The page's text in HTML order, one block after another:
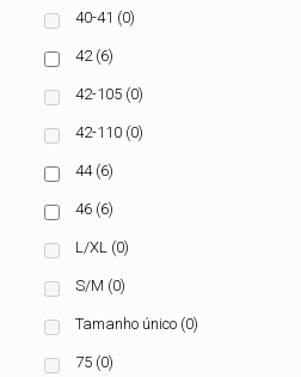
40-41 (0)
42 (6)
42-105 (0)
42-110 (0)
44 (6)
46 (6)
L/XL (0)
S/M (0)
Tamanho único (0)
75 (0)